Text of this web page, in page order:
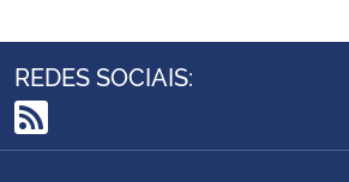
REDES SOCIAIS:
RSS